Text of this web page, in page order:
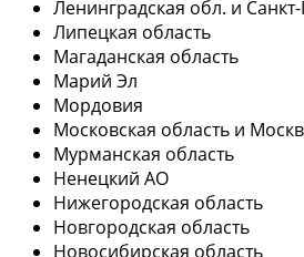
Ленинградская обл. и
Липецкая область
Магаданская область
Марий Эл
Мордовия
Московская область и
Мурманская область
Ненецкий АО
Нижегородская область
Новгородская область
Новосибирская область